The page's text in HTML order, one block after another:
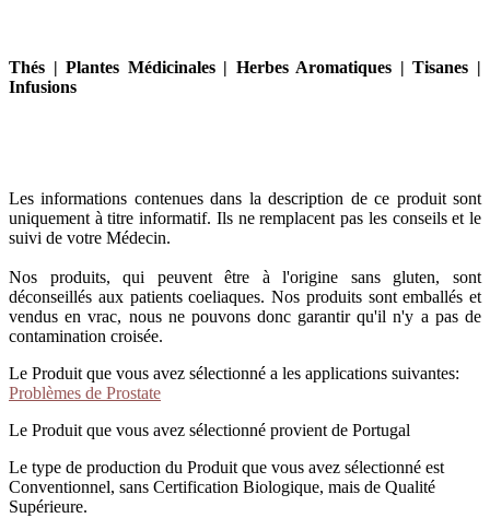
Thés | Plantes Médicinales | Herbes Aromatiques | Tisanes |
Infusions
Les informations contenues dans la description de ce produit sont
uniquement à titre informatif. Ils ne remplacent pas les conseils et le
suivi de votre Médecin.
Nos produits, qui peuvent être à l'origine sans gluten, sont
déconseillés aux patients coeliaques. Nos produits sont emballés et
vendus en vrac, nous ne pouvons donc garantir qu'il n'y a pas de
contamination croisée.
Le Produit que vous avez sélectionné a les applications suivantes:
Problèmes de Prostate
Le Produit que vous avez sélectionné provient de Portugal
Le type de production du Produit que vous avez sélectionné est
Conventionnel, sans Certification Biologique, mais de Qualité
Supérieure.